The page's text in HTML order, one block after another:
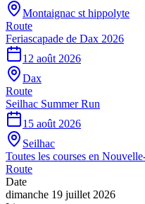
Montaignac st hippolyte
Route
Feriascapade de Dax 2026
12 août 2026
Dax
Route
Seilhac Summer Run
15 août 2026
Seilhac
Toutes les courses en
Route
Date
dimanche 19 juillet 2026